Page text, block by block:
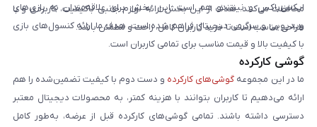
محافظت می‌کنند. هدف از این بخش ارائه لوازم جانبی باکیفیت، کاربردی و با
طراحی مناسب است تا خرید کاربران کامل، راحت و مطمئن باشد.
ایکس‌باکس و نینتندو هم است. این بخش برای علاقه‌مندان به بازی‌های
ویدیویی و سرگرمی دیجیتال فراهم شده است. هدف ما ارائه کنسول‌های بازی
با کیفیت بالا و قیمت مناسب برای تمامی کاربران است.
گوشی کارکرده
ما در این مجموعه گوشی‌های کارکرده و دست دوم با کیفیت تضمین‌شده را هم
ارائه می‌دهیم تا کاربران بتوانند با هزینه کمتر، به محصولات دیجیتال معتبر
دسترسی داشته باشند. تمامی گوشی‌های کارکرده قبل از عرضه، به‌طور کامل